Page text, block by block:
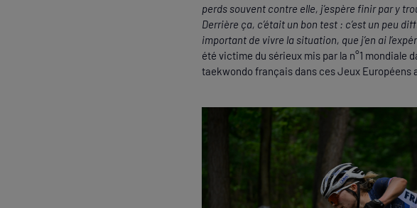
perds souvent contre elle, j’espère finir par y
Derrière ça, c’était un bon test : c’est un peu
important de vivre la situation, que j’en ai
été victime du sérieux mis par la n°1 mondiale
taekwondo français dans ces Jeux Européens